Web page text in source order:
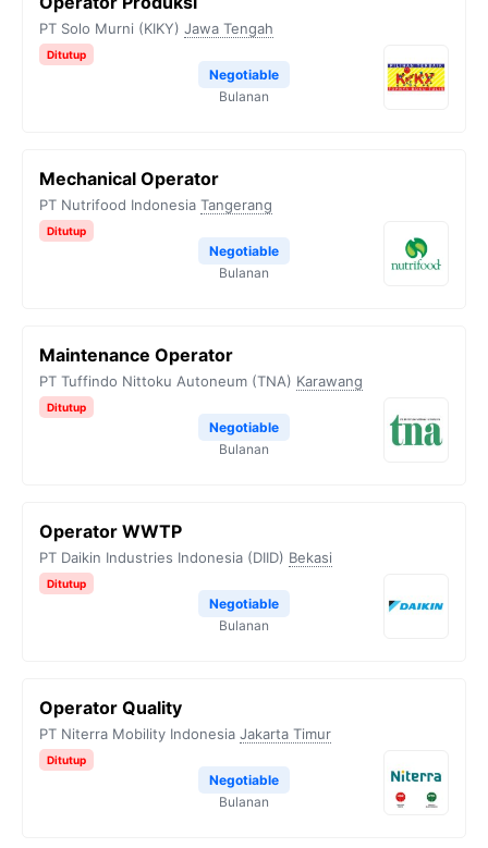
PT Solo Murni (KIKY) Jawa Tengah
Ditutup
Negotiable
Bulanan
Mechanical Operator
PT Nutrifood Indonesia Tangerang
Ditutup
Negotiable
Bulanan
Maintenance Operator
PT Tuffindo Nittoku Autoneum (TNA) Karawang
Ditutup
Negotiable
Bulanan
Operator WWTP
PT Daikin Industries Indonesia (DIID) Bekasi
Ditutup
Negotiable
Bulanan
Operator Quality
PT Niterra Mobility Indonesia Jakarta Timur
Ditutup
Negotiable
Bulanan